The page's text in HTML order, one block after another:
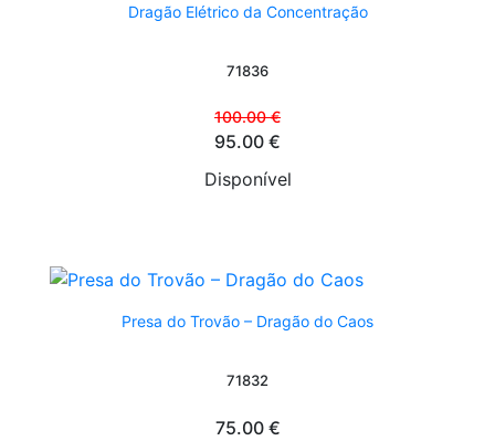
Dragão Elétrico da Concentração
71836
100.00 €
95.00 €
Disponível
Presa do Trovão – Dragão do Caos
71832
75.00 €